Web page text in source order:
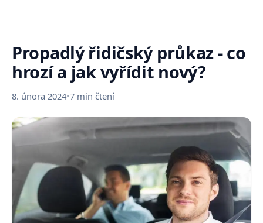
Propadlý řidičský průkaz - co
hrozí a jak vyřídit nový?
8. února 2024•7 min čtení